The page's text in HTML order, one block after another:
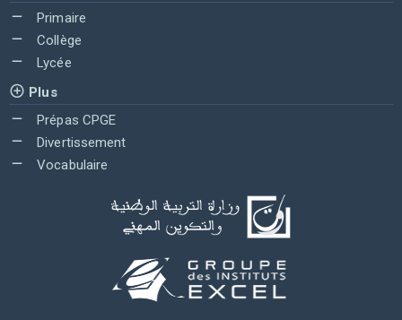
Primaire
Collège
Lycée
Plus
Prépas CPGE
Divertissement
Vocabulaire